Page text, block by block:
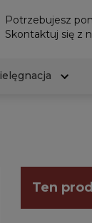
Potrzebujesz
Skontaktuj się z
Ten